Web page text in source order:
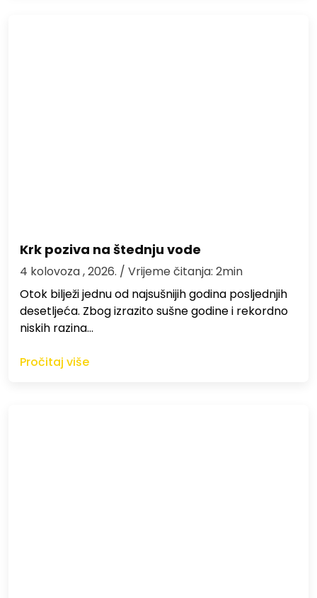
Krk poziva na štednju vode
4 kolovoza , 2026. / Vrijeme čitanja: 2min
Otok bilježi jednu od najsušnijih godina posljednjih
desetljeća. Zbog izrazito sušne godine i rekordno
niskih razina…
Pročitaj više